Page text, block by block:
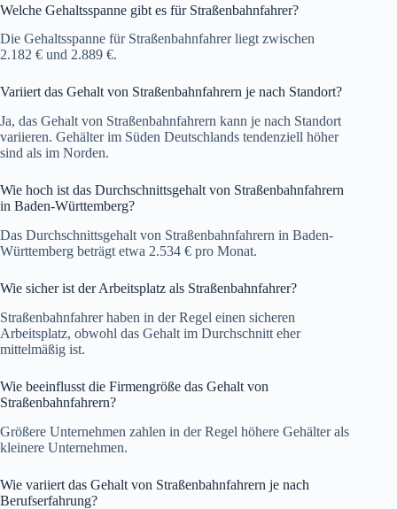
Welche Gehaltsspanne gibt es für Straßenbahnfahrer?
Die Gehaltsspanne für Straßenbahnfahrer liegt zwischen
2.182 € und 2.889 €.
Variiert das Gehalt von Straßenbahnfahrern je nach Standort?
Ja, das Gehalt von Straßenbahnfahrern kann je nach Standort
variieren. Gehälter im Süden Deutschlands tendenziell höher
sind als im Norden.
Wie hoch ist das Durchschnittsgehalt von Straßenbahnfahrern
in Baden-Württemberg?
Das Durchschnittsgehalt von Straßenbahnfahrern in Baden-
Württemberg beträgt etwa 2.534 € pro Monat.
Wie sicher ist der Arbeitsplatz als Straßenbahnfahrer?
Straßenbahnfahrer haben in der Regel einen sicheren
Arbeitsplatz, obwohl das Gehalt im Durchschnitt eher
mittelmäßig ist.
Wie beeinflusst die Firmengröße das Gehalt von
Straßenbahnfahrern?
Größere Unternehmen zahlen in der Regel höhere Gehälter als
kleinere Unternehmen.
Wie variiert das Gehalt von Straßenbahnfahrern je nach
Berufserfahrung?